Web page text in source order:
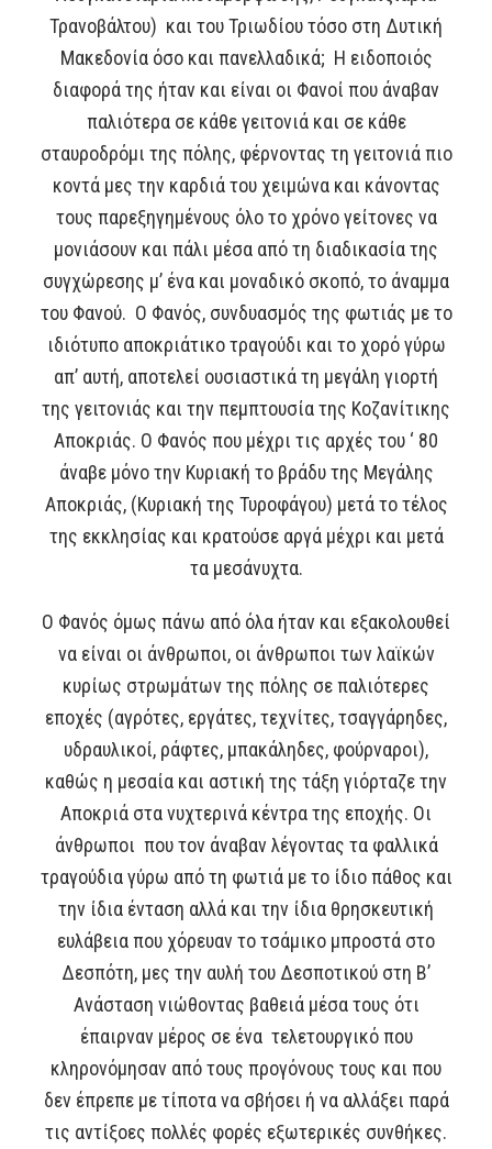
Τρανοβάλτου) και του Τριωδίου τόσο στη Δυτική
Μακεδονία όσο και πανελλαδικά; Η ειδοποιός
διαφορά της ήταν και είναι οι Φανοί που άναβαν
παλιότερα σε κάθε γειτονιά και σε κάθε
σταυροδρόμι της πόλης, φέρνοντας τη γειτονιά πιο
κοντά μες την καρδιά του χειμώνα και κάνοντας
τους παρεξηγημένους όλο το χρόνο γείτονες να
μονιάσουν και πάλι μέσα από τη διαδικασία της
συγχώρεσης μ’ ένα και μοναδικό σκοπό, το άναμμα
του Φανού. Ο Φανός, συνδυασμός της φωτιάς με το
ιδιότυπο αποκριάτικο τραγούδι και το χορό γύρω
απ’ αυτή, αποτελεί ουσιαστικά τη μεγάλη γιορτή
της γειτονιάς και την πεμπτουσία της Κοζανίτικης
Αποκριάς. Ο Φανός που μέχρι τις αρχές του ‘ 80
άναβε μόνο την Κυριακή το βράδυ της Μεγάλης
Αποκριάς, (Κυριακή της Τυροφάγου) μετά το τέλος
της εκκλησίας και κρατούσε αργά μέχρι και μετά
τα μεσάνυχτα.
Ο Φανός όμως πάνω από όλα ήταν και εξακολουθεί
να είναι οι άνθρωποι, οι άνθρωποι των λαϊκών
κυρίως στρωμάτων της πόλης σε παλιότερες
εποχές (αγρότες, εργάτες, τεχνίτες, τσαγγάρηδες,
υδραυλικοί, ράφτες, μπακάληδες, φούρναροι),
καθώς η μεσαία και αστική της τάξη γιόρταζε την
Αποκριά στα νυχτερινά κέντρα της εποχής. Οι
άνθρωποι που τον άναβαν λέγοντας τα φαλλικά
τραγούδια γύρω από τη φωτιά με το ίδιο πάθος και
την ίδια ένταση αλλά και την ίδια θρησκευτική
ευλάβεια που χόρευαν το τσάμικο μπροστά στο
Δεσπότη, μες την αυλή του Δεσποτικού στη Β’
Ανάσταση νιώθοντας βαθειά μέσα τους ότι
έπαιρναν μέρος σε ένα τελετουργικό που
κληρονόμησαν από τους προγόνους τους και που
δεν έπρεπε με τίποτα να σβήσει ή να αλλάξει παρά
τις αντίξοες πολλές φορές εξωτερικές συνθήκες.